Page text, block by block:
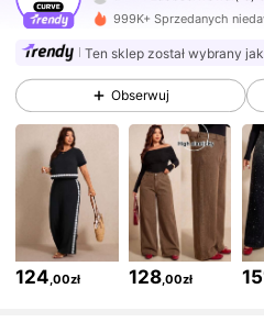
260K Obserwujący
260K Obserwujący
4,73 260K Obserwujący
999K+ Sprzedanych
Ten sklep został wybrany
Obserwuj
124,00zł 128,00zł